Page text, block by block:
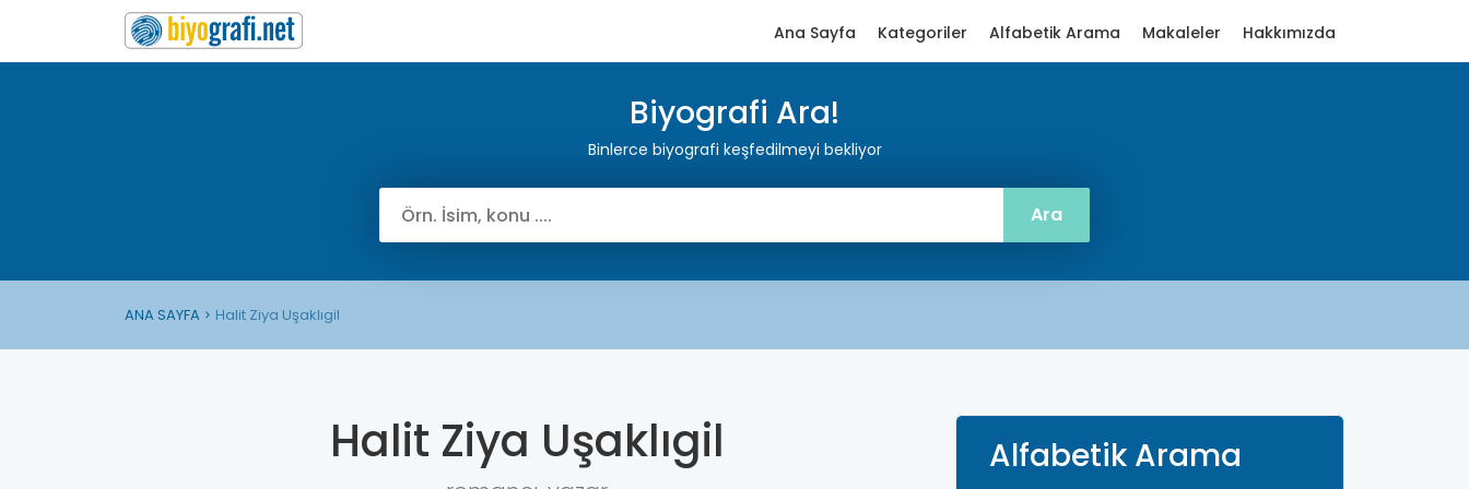
Ana Sayfa Kategoriler Alfabetik Arama Makaleler Hakkımızda
Biyografi Ara!
Binlerce biyografi keşfedilmeyi bekliyor
ANA SAYFA Halit Ziya Uşaklıgil
Halit Ziya Uşaklıgil Alfabetik Arama